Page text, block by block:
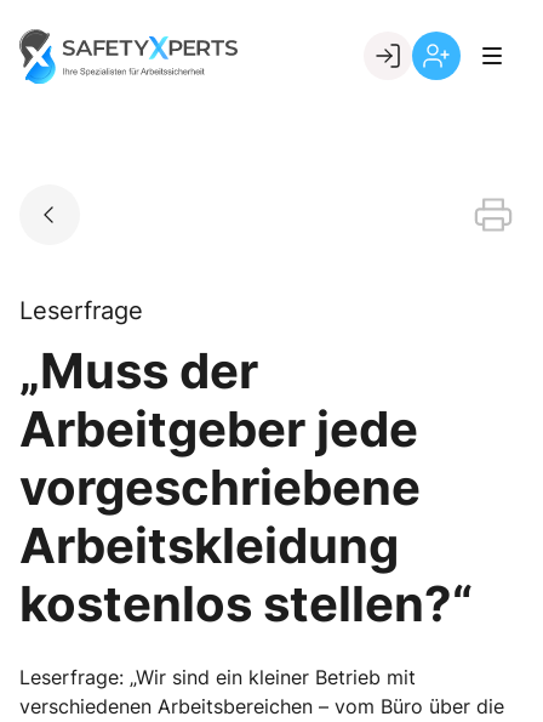
content
Go to landing page.
Leserfrage
„Muss der
Arbeitgeber jede
vorgeschriebene
Arbeitskleidung
kostenlos stellen?“
Leserfrage: „Wir sind ein kleiner Betrieb mit
verschiedenen Arbeitsbereichen – vom Büro über die